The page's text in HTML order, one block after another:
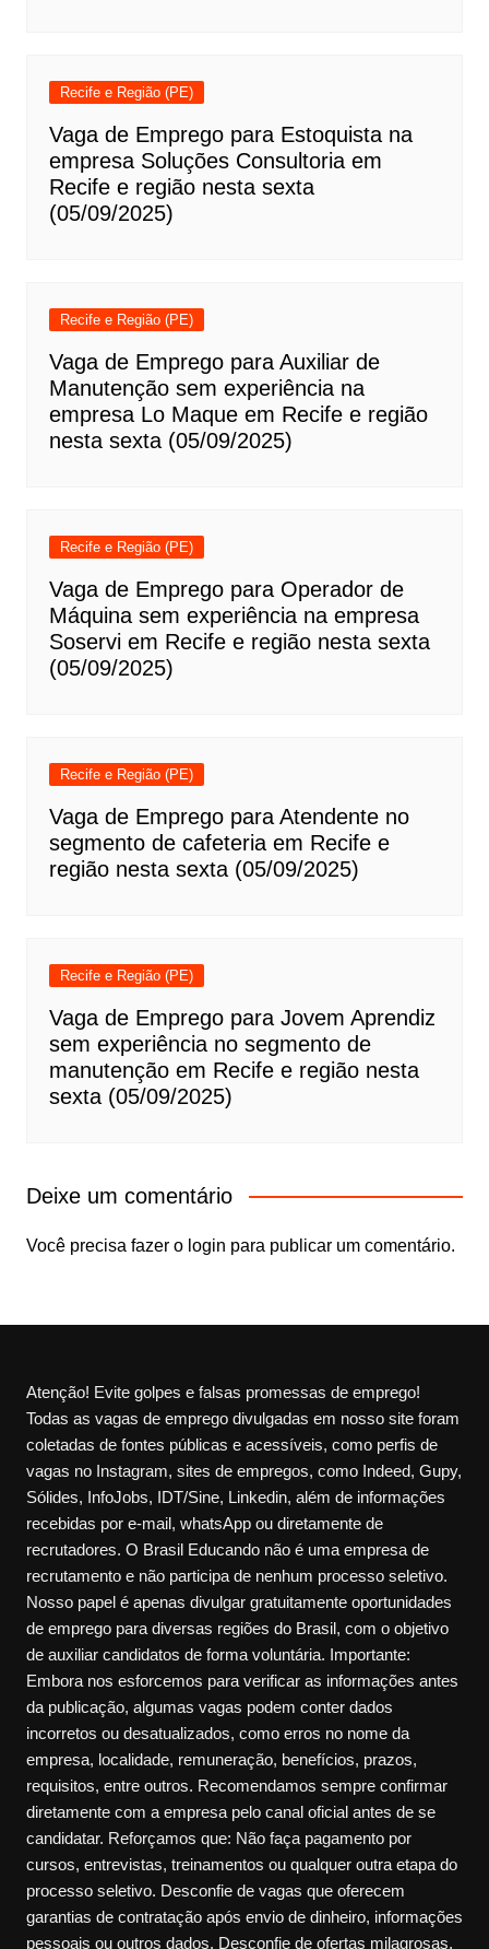
Recife e Região (PE)
Vaga de Emprego para Estoquista na
empresa Soluções Consultoria em
Recife e região nesta sexta
(05/09/2025)
Recife e Região (PE)
Vaga de Emprego para Auxiliar de
Manutenção sem experiência na
empresa Lo Maque em Recife e região
nesta sexta (05/09/2025)
Recife e Região (PE)
Vaga de Emprego para Operador de
Máquina sem experiência na empresa
Soservi em Recife e região nesta sexta
(05/09/2025)
Recife e Região (PE)
Vaga de Emprego para Atendente no
segmento de cafeteria em Recife e
região nesta sexta (05/09/2025)
Recife e Região (PE)
Vaga de Emprego para Jovem Aprendiz
sem experiência no segmento de
manutenção em Recife e região nesta
sexta (05/09/2025)
Deixe um comentário
Você precisa fazer o login para publicar um comentário.
Atenção! Evite golpes e falsas promessas de emprego!
Todas as vagas de emprego divulgadas em nosso site foram
coletadas de fontes públicas e acessíveis, como perfis de
vagas no Instagram, sites de empregos, como Indeed, Gupy,
Sólides, InfoJobs, IDT/Sine, Linkedin, além de informações
recebidas por e-mail, whatsApp ou diretamente de
recrutadores. O Brasil Educando não é uma empresa de
recrutamento e não participa de nenhum processo seletivo.
Nosso papel é apenas divulgar gratuitamente oportunidades
de emprego para diversas regiões do Brasil, com o objetivo
de auxiliar candidatos de forma voluntária. Importante:
Embora nos esforcemos para verificar as informações antes
da publicação, algumas vagas podem conter dados
incorretos ou desatualizados, como erros no nome da
empresa, localidade, remuneração, benefícios, prazos,
requisitos, entre outros. Recomendamos sempre confirmar
diretamente com a empresa pelo canal oficial antes de se
candidatar. Reforçamos que: Não faça pagamento por
cursos, entrevistas, treinamentos ou qualquer outra etapa do
processo seletivo. Desconfie de vagas que oferecem
garantias de contratação após envio de dinheiro, informações
pessoais ou outros dados. Desconfie de ofertas milagrosas,